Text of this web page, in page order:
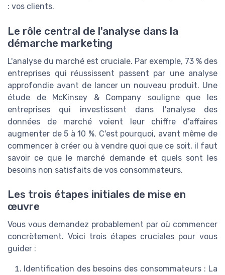
: vos clients.
Le rôle central de l'analyse dans la
démarche marketing
L'analyse du marché est cruciale. Par exemple, 73 % des
entreprises qui réussissent passent par une analyse
approfondie avant de lancer un nouveau produit. Une
étude de McKinsey & Company souligne que les
entreprises qui investissent dans l'analyse des
données de marché voient leur chiffre d'affaires
augmenter de 5 à 10 %. C'est pourquoi, avant même de
commencer à créer ou à vendre quoi que ce soit, il faut
savoir ce que le marché demande et quels sont les
besoins non satisfaits de vos consommateurs.
Les trois étapes initiales de mise en
œuvre
Vous vous demandez probablement par où commencer
concrètement. Voici trois étapes cruciales pour vous
guider :
Identification des besoins des consommateurs : La